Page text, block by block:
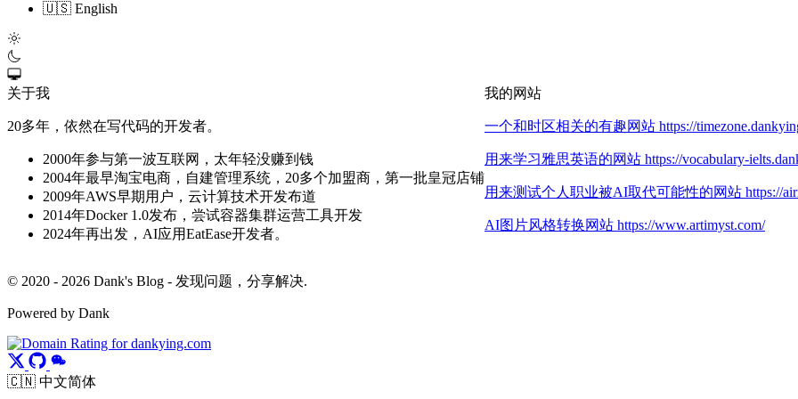
🇺🇸 English
关于我
20多年，依然在写代码的开发者。
2000年参与第一波互联网，太年轻没赚到钱
2004年最早淘宝电商，自建管理系统，20多个加盟商，第一批皇冠店铺
2009年AWS早期用户，云计算技术开发布道
2014年Docker 1.0发布，尝试容器集群运营工具开发
2024年再出发，AI应用EatEase开发者。
我的网站
一个和时区相关的有趣网站 https://
用来学习雅思英语的网站 https://vocabulary-
用来测试个人职业被AI取代可能性的网站 https://
AI图片风格转换网站 https://www.artimyst.com/
© 2020 - 2026 Dank's Blog - 发现问题，分享解决.
Powered by Dank
🇨🇳 中文简体